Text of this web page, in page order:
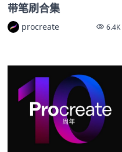
带笔刷合集
procreate 6.4K